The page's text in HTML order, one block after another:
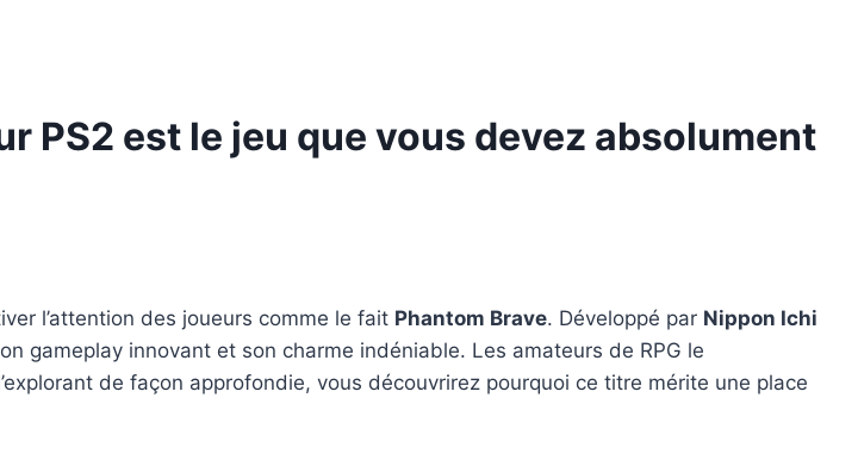
PS2 est le jeu que vous devez absolument
l’attention des joueurs comme le fait Phantom Brave. Développé par Nippon Ichi
gameplay innovant et son charme indéniable. Les amateurs de RPG le
de façon approfondie, vous découvrirez pourquoi ce titre mérite une place